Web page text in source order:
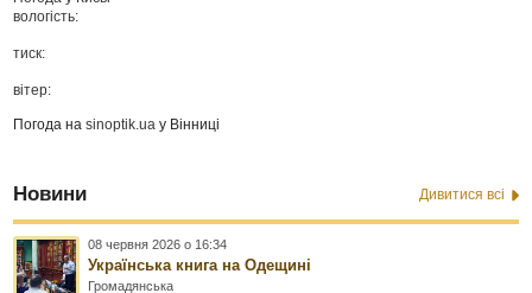
вологість:
тиск:
вітер:
Погода наsinoptik.ua у Вінниці
Новини Дивитися всі
08 червня 2026 о 16:34
Українська книга на Одещині
Громадянська